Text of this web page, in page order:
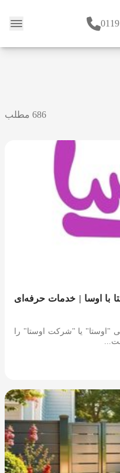
وبلاگ
686 مطلب
با اوسا | خدمات حرفه‌ای
"اوستا" یا "شرکت اوستا" را